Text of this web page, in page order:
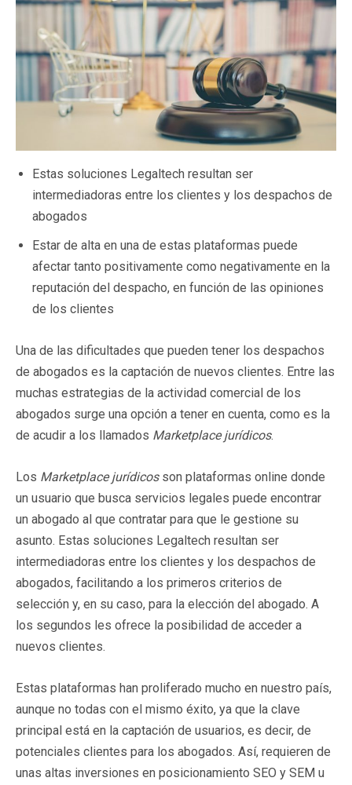
Estas soluciones Legaltech resultan ser
intermediadoras entre los clientes y los despachos de
abogados
Estar de alta en una de estas plataformas puede
afectar tanto positivamente como negativamente en la
reputación del despacho, en función de las opiniones
de los clientes
Una de las dificultades que pueden tener los despachos
de abogados es la captación de nuevos clientes. Entre las
muchas estrategias de la actividad comercial de los
abogados surge una opción a tener en cuenta, como es la
de acudir a los llamados Marketplace jurídicos.
Los Marketplace jurídicosson plataformas online donde
un usuario que busca servicios legales puede encontrar
un abogado al que contratar para que le gestione su
asunto. Estas soluciones Legaltech resultan ser
intermediadoras entre los clientes y los despachos de
abogados, facilitando a los primeros criterios de
selección y, en su caso, para la elección del abogado. A
los segundos les ofrece la posibilidad de acceder a
nuevos clientes.
Estas plataformas han proliferado mucho en nuestro país,
aunque no todas con el mismo éxito, ya que la clave
principal está en la captación de usuarios, es decir, de
potenciales clientes para los abogados. Así, requieren de
unas altas inversiones en posicionamiento SEO y SEM u